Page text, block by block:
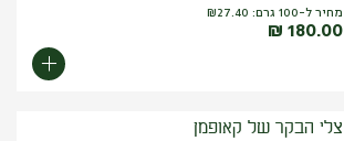
מחיר ל-100 גרם: ₪27.40
₪ 180.00
צלי הבקר של קאופמן